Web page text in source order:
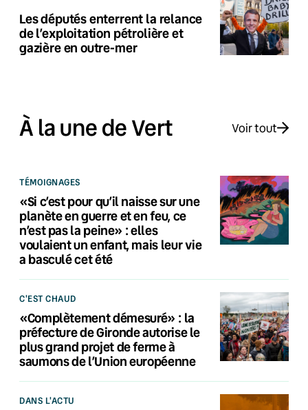
Les députés enterrent la relance
de l’exploitation pétrolière et
gazière en outre-mer
À la une de Vert Voir tout
TÉMOIGNAGES
«Si c’est pour qu’il naisse sur une
planète en guerre et en feu, ce
n’est pas la peine» : elles
voulaient un enfant, mais leur vie
a basculé cet été
C'EST CHAUD
«Complètement démesuré» : la
préfecture de Gironde autorise le
plus grand projet de ferme à
saumons de l’Union européenne
DANS L'ACTU